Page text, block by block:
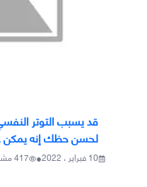
قد يسبب التوتر
لحسن حظك إنه يمكن
10 فبراير ، 2022 •
417